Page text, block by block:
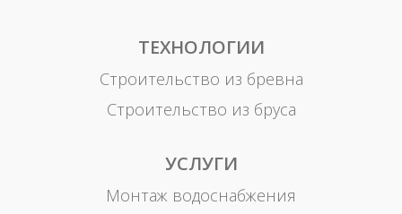
ТЕХНОЛОГИИ
Строительство из бревна
Строительство из бруса
УСЛУГИ
Монтаж водоснабжения